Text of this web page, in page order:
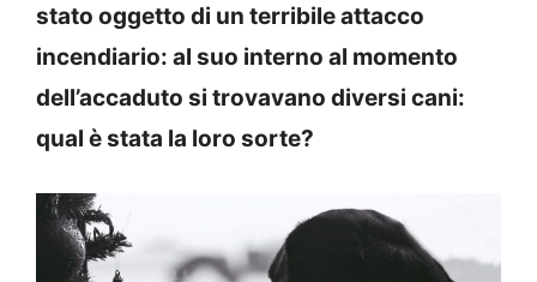
stato oggetto di un terribile attacco
incendiario: al suo interno al momento
dell’accaduto si trovavano diversi cani:
qual è stata la loro sorte?